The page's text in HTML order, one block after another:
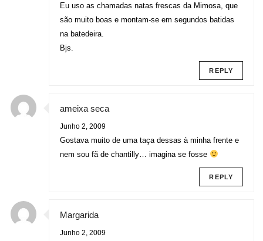
Eu uso as chamadas natas frescas da Mimosa, que
são muito boas e montam-se em segundos batidas
na batedeira.
Bjs.
REPLY
ameixa seca
Junho 2, 2009
Gostava muito de uma taça dessas à minha frente e
nem sou fã de chantilly… imagina se fosse
REPLY
Margarida
Junho 2, 2009